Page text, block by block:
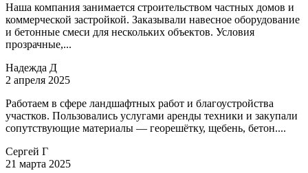
Наша компания занимается строительством частных домов и
коммерческой застройкой. Заказывали навесное оборудование
и бетонные смеси для нескольких объектов. Условия
прозрачные,...
Надежда Д
2 апреля 2025
Работаем в сфере ландшафтных работ и благоустройства
участков. Пользовались услугами аренды техники и закупали
сопутствующие материалы — георешётку, щебень, бетон....
Сергей Г
21 марта 2025